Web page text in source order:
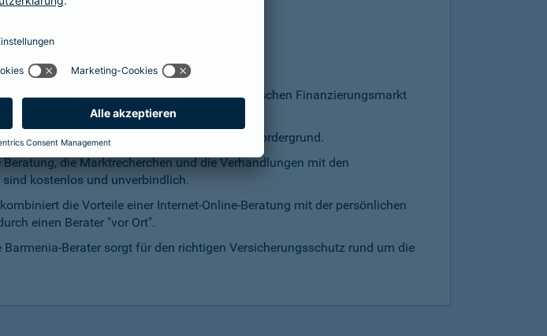
HYP
ungebunden.
durch den Zugriff auf den gesamten deutschen Finanzierungsmarkt
reagieren.
der Finanzierung zum besten Preis steht im Vordergrund.
die Marktrecherchen und die Verhandlungen mit den
sind kostenlos und unverbindlich.
die Vorteile einer Internet-Online-Beratung mit der persönlichen
einen Berater "vor Ort".
Barmenia-Berater sorgt für den richtigen Versicherungsschutz rund um die